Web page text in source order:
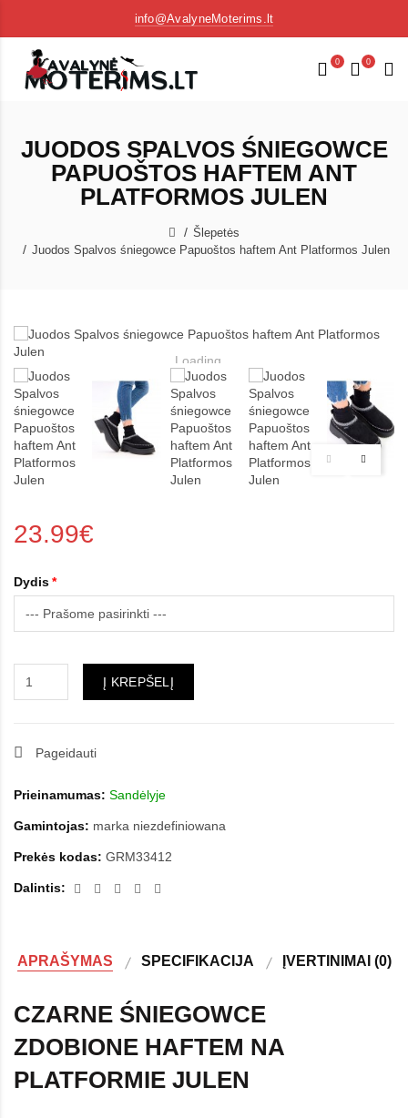
info@AvalyneMoterims.lt
0 0
JUODOS SPALVOS ŚNIEGOWCE
PAPUOŠTOS HAFTEM ANT
PLATFORMOS JULEN
Šlepetės
Juodos Spalvos śniegowce Papuoštos haftem Ant Platformos Julen
Loading...
23.99€
Dydis
Į KREPŠELĮ
Pageidauti
Prieinamumas: Sandėlyje
Gamintojas: marka niezdefiniowana
Prekės kodas: GRM33412
Dalintis:
APRAŠYMAS SPECIFIKACIJA ĮVERTINIMAI (0)
CZARNE ŚNIEGOWCE
ZDOBIONE HAFTEM NA
PLATFORMIE JULEN